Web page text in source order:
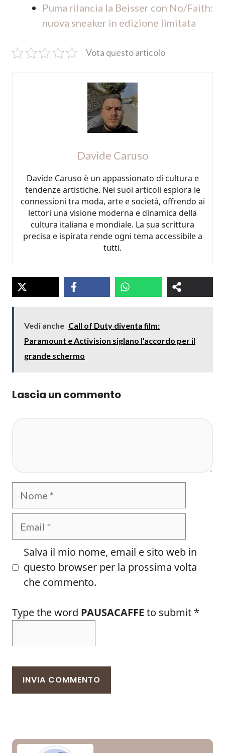
Puma rilancia la Beisser con No/Faith:
nuova sneaker in edizione limitata
Vota questo articolo
Davide Caruso
Davide Caruso è un appassionato di cultura e
tendenze artistiche. Nei suoi articoli esplora le
connessioni tra moda, arte e società, offrendo ai
lettori una visione moderna e dinamica della
cultura italiana e mondiale. La sua scrittura
precisa e ispirata rende ogni tema accessibile a
tutti.
Vedi anche Call of Duty diventa film:
Paramount e Activision siglano l'accordo per il
grande schermo
Lascia un commento
Nome
Email
Salva il mio nome, email e sito web in
questo browser per la prossima volta
che commento.
Type the word PAUSACAFFE to submit *